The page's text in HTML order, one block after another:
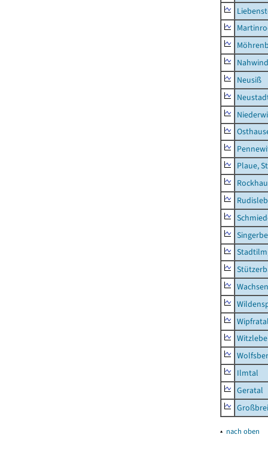
Neusiß
Plaue,
Ilmtal
Geratal
▴ nach oben